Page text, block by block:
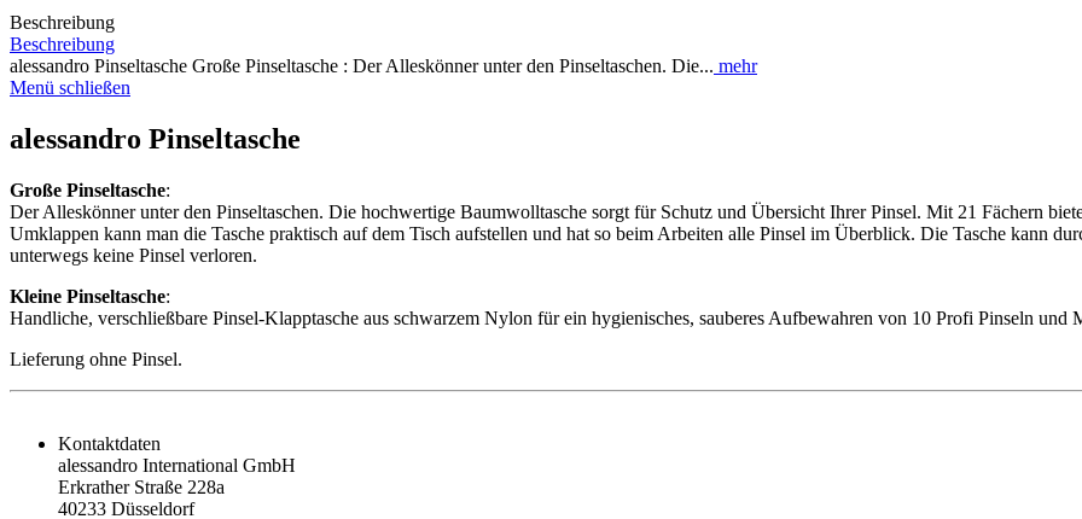
Beschreibung
Beschreibung
alessandro Pinseltasche Große Pinseltasche : Der Alleskönner unter den Pinseltaschen. Die... mehr
Menü schließen
alessandro Pinseltasche
Große Pinseltasche:
Der Alleskönner unter den Pinseltaschen. Die hochwertige Baumwolltasche sorgt für Schutz und Übersicht Ihrer Pinsel. Mit 21 Fächern
Umklappen kann man die Tasche praktisch auf dem Tisch aufstellen und hat so beim Arbeiten alle Pinsel im Überblick. Die Tasche kann
unterwegs keine Pinsel verloren.
Kleine Pinseltasche:
Handliche, verschließbare Pinsel-Klapptasche aus schwarzem Nylon für ein hygienisches, sauberes Aufbewahren von 10 Profi Pinseln und
Lieferung ohne Pinsel.
Kontaktdaten
alessandro International GmbH
Erkrather Straße 228a
40233 Düsseldorf